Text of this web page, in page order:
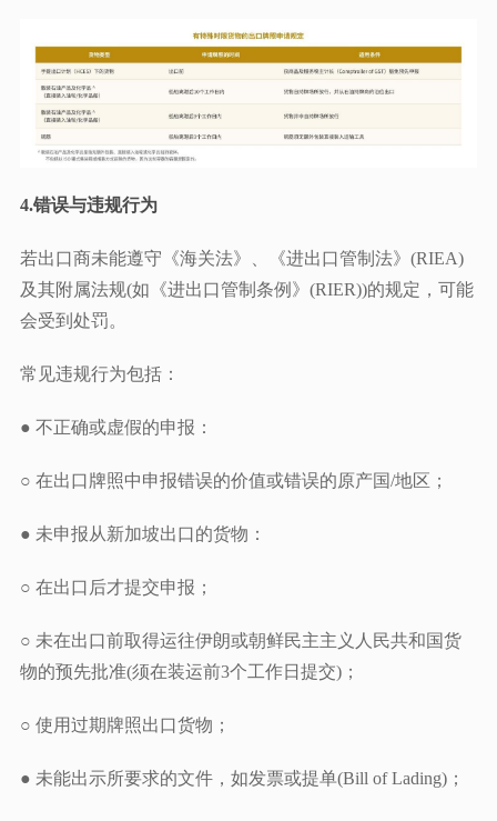
4.错误与违规行为
若出口商未能遵守《海关法》、《进出口管制法》(RIEA)
及其附属法规(如《进出口管制条例》(RIER))的规定，可能
会受到处罚。
常见违规行为包括：
● 不正确或虚假的申报：
○ 在出口牌照中申报错误的价值或错误的原产国/地区；
● 未申报从新加坡出口的货物：
○ 在出口后才提交申报；
○ 未在出口前取得运往伊朗或朝鲜民主主义人民共和国货
物的预先批准(须在装运前3个工作日提交)；
○ 使用过期牌照出口货物；
● 未能出示所要求的文件，如发票或提单(Bill of Lading)；